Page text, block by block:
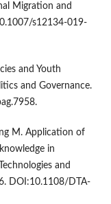
Migration and
s12134-019-
and Youth
and Governance.
M. Application of
in
and
DOI:10.1108/DTA-